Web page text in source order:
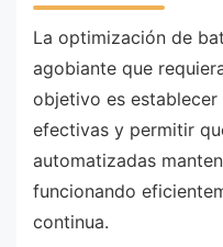
La optimización de
agobiante que
objetivo es
efectivas y permitir
automatizadas
funcionando
continua.